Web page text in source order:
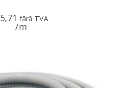
5,71 fără TVA
/m